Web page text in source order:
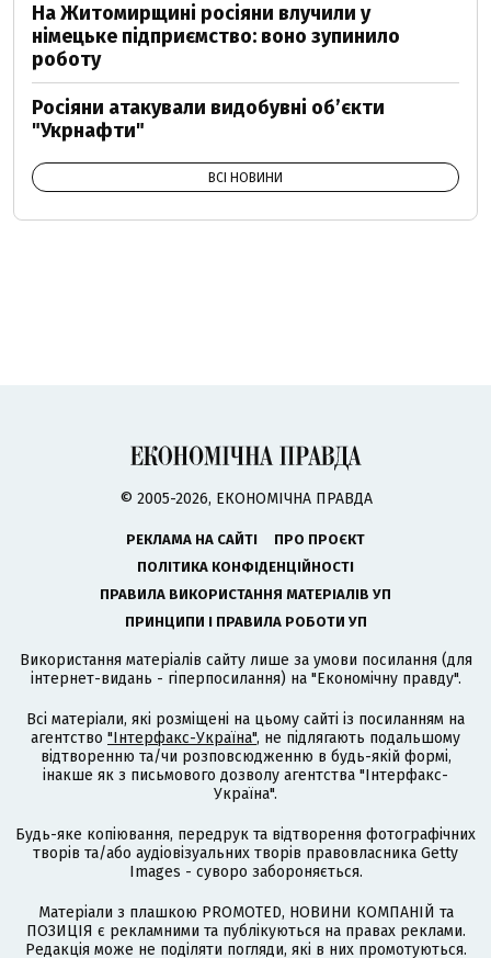
На Житомирщині росіяни влучили у
німецьке підприємство: воно зупинило
роботу
Росіяни атакували видобувні обʼєкти
"Укрнафти"
ВСІ НОВИНИ
© 2005-2026, ЕКОНОМІЧНА ПРАВДА
РЕКЛАМА НА САЙТІ
ПРО ПРОЄКТ
ПОЛІТИКА КОНФІДЕНЦІЙНОСТІ
ПРАВИЛА ВИКОРИСТАННЯ МАТЕРІАЛІВ УП
ПРИНЦИПИ І ПРАВИЛА РОБОТИ УП
Використання матеріалів сайту лише за умови посилання (для
інтернет-видань - гіперпосилання) на "Економічну правду".
Всі матеріали, які розміщені на цьому сайті із посиланням на
агентство "Інтерфакс-Україна", не підлягають подальшому
відтворенню та/чи розповсюдженню в будь-якій формі,
інакше як з письмового дозволу агентства "Інтерфакс-
Україна".
Будь-яке копіювання, передрук та відтворення фотографічних
творів та/або аудіовізуальних творів правовласника Getty
Images - суворо забороняється.
Матеріали з плашкою PROMOTED, НОВИНИ КОМПАНІЙ та
ПОЗИЦІЯ є рекламними та публікуються на правах реклами.
Редакція може не поділяти погляди, які в них промотуються.